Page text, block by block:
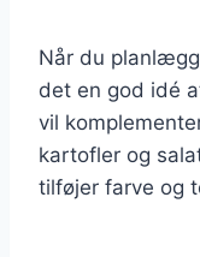
Når du
det en god idé
vil
kartofler og
tilføjer farve og